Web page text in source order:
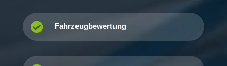
 Fahrzeugbewertung